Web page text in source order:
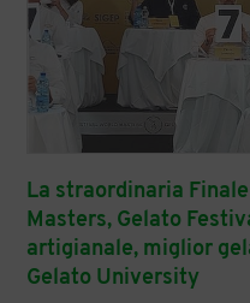
La straordinaria
Masters, Gelato
artigianale, miglior
Gelato University